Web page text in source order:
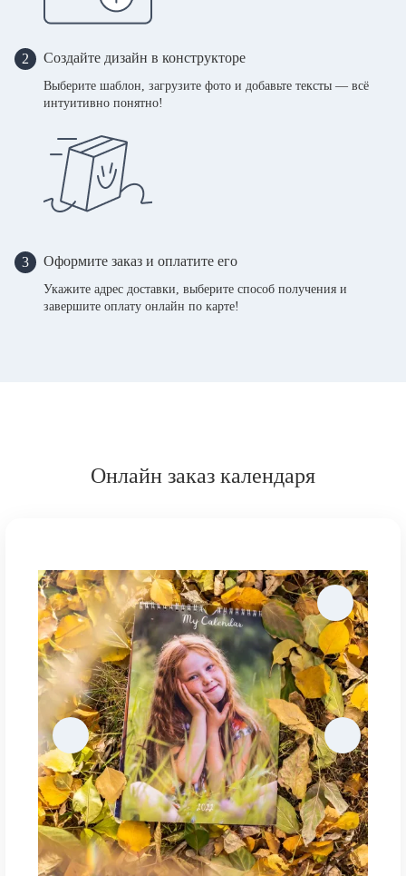
2 Создайте дизайн в конструкторе
Выберите шаблон, загрузите фото и добавьте тексты — всё
интуитивно понятно!
3 Оформите заказ и оплатите его
Укажите адрес доставки, выберите способ получения и
завершите оплату онлайн по карте!
Онлайн заказ календаря